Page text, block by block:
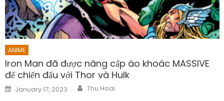
ANIME
Iron Man đã được nâng cấp áo khoác MASSIVE
để chiến đấu với Thor và Hulk
Posted
on
January 17, 2023 Author
Thu Hoai